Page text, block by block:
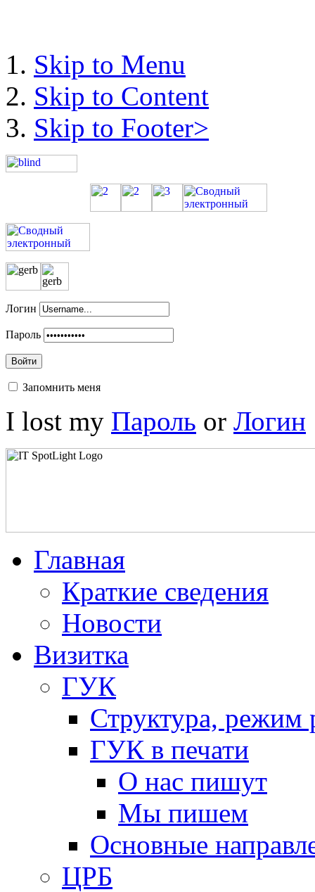
Skip to Menu
Skip to Content
Skip to Footer>
Логин
Пароль
Войти
Запомнить меня
I lost my Пароль or Логин
Главная
Краткие сведения
Новости
Визитка
ГУК
Структура, режим
ГУК в печати
О нас пишут
Мы пишем
Основные
ЦРБ